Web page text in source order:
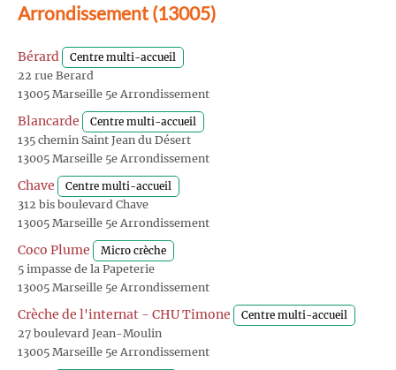
Arrondissement (13005)
Bérard Centre multi-accueil
22 rue Berard
13005 Marseille 5e Arrondissement
Blancarde Centre multi-accueil
135 chemin Saint Jean du Désert
13005 Marseille 5e Arrondissement
Chave Centre multi-accueil
312 bis boulevard Chave
13005 Marseille 5e Arrondissement
Coco Plume Micro crèche
5 impasse de la Papeterie
13005 Marseille 5e Arrondissement
Crèche de l'internat - CHU Timone Centre multi-accueil
27 boulevard Jean-Moulin
13005 Marseille 5e Arrondissement